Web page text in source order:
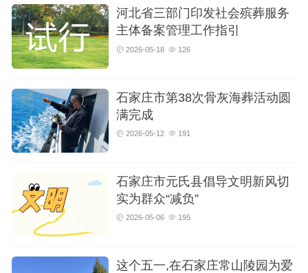
河北省三部门印发社会殡葬服务
主体备案管理工作指引
2026-05-18 126
石家庄市第38次骨灰海葬活动圆
满完成
2026-05-12 191
石家庄市元氏县倡导文明新风切
实为群众“减负”
2026-05-06 195
这个五一,在石家庄常山陵园为爱